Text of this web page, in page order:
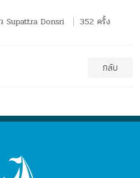
Supattra Donsri 352 ครั้ง
กลับ